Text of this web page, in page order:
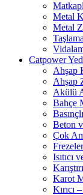
Metal
Metal
Catpower
Ahşap
Ahşap
Akülü
Bahçe
Beton
Çok
Frezeler
Isıtıcı
Karot
Kırıcı